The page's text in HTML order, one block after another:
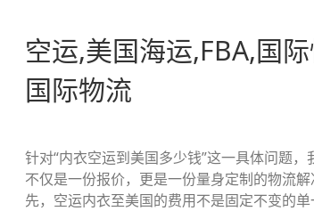
空运,美国海运,FBA,国
国际物流
针对“内衣空运到美国多少钱”这一具体问题，
不仅是一份报价，更是一份量身定制的物流
先，空运内衣至美国的费用不是固定不变的